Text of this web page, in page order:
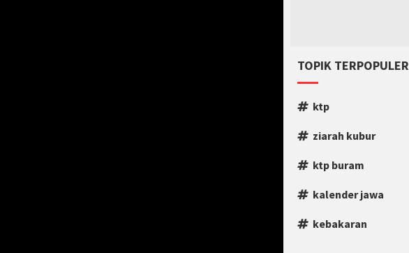
TOPIK TERPOPULER
ktp
ziarah kubur
ktp buram
kalender jawa
kebakaran